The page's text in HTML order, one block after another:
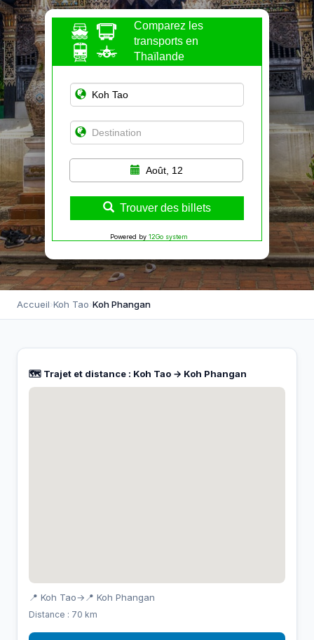
Comparez les
transports en
Thaïlande
Août, 12
Trouver des billets
Powered by 12Go system
Accueil›Koh Tao›Koh Phangan
🗺️ Trajet et distance : Koh Tao → Koh Phangan
📍 Koh Tao→ 📍 Koh Phangan
Distance : 70 km